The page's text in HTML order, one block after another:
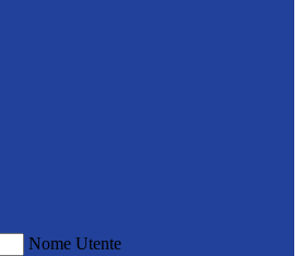
Nome Utente